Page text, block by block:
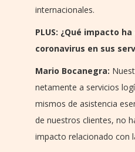
internacionales.
PLUS: ¿Qué impacto
coronavirus en sus
Mario Bocanegra:
netamente a servicios
mismos de asistencia
de nuestros clientes, no
impacto relacionado con